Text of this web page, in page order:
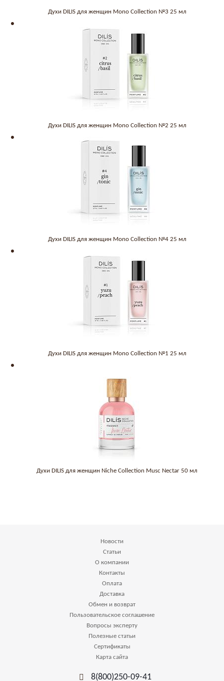
Духи DILIS для женщин Mono Collection №3 25 мл
Духи DILIS для женщин Mono Collection №2 25 мл
Духи DILIS для женщин Mono Collection №4 25 мл
Духи DILIS для женщин Mono Collection №1 25 мл
Духи DILIS для женщин Niche Collection Musc Nectar 50 мл
Новости
Статьи
О компании
Контакты
Оплата
Доставка
Обмен и возврат
Пользовательское соглашение
Вопросы эксперту
Полезные статьи
Сертификаты
Карта сайта
8(800)250-09-41